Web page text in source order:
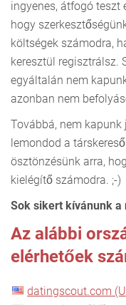
ingyenes, átfogó teszt
hogy
költségek számodra,
keresztül regisztrálsz.
egyáltalán nem
azonban nem
Továbbá, nem
lemondod a
ösztönzésünk arra,
kielégítő számodra. ;-)
Sok sikert kívánunk a
Az alábbi
elérhetőek
datingscout.com